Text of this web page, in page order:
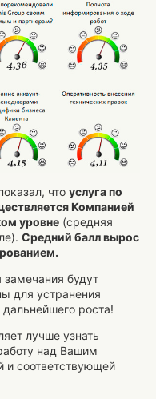
что услуга по
Компанией
уровне (средняя
Средний балл вырос
будут
для устранения
роста!
лучше узнать
над Вашим
и соответствующей